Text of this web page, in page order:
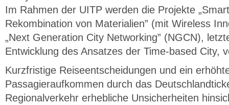
Im Rahmen der UITP werden die Projekte
Rekombination von Materialien” (mit Wireless
„Next Generation City Networking” (NGCN),
Entwicklung des Ansatzes der Time-based City,
Kurzfristige Reiseentscheidungen und ein
Passagieraufkommen durch das
Regionalverkehr erhebliche Unsicherheiten